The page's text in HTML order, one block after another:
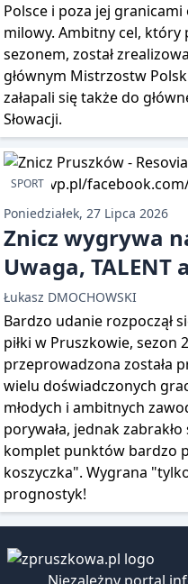
Polsce i poza jej
milowy. Ambitny cel,
sezonem, został
głównym Mistrzostw
załapali się także do
Słowacji.
SPORT
Poniedziałek, 27 Lipca 2026
Znicz wygrywa
Uwaga, TALENT
Łukasz DMOCHOWSKI
Bardzo udanie rozpoczął
piłki w Pruszkowie, sezon
przeprowadzona została
wielu doświadczonych
młodych i ambitnych
porywała, jednak
komplet punktów bardzo
koszyczka". Wygrana
prognostyk!